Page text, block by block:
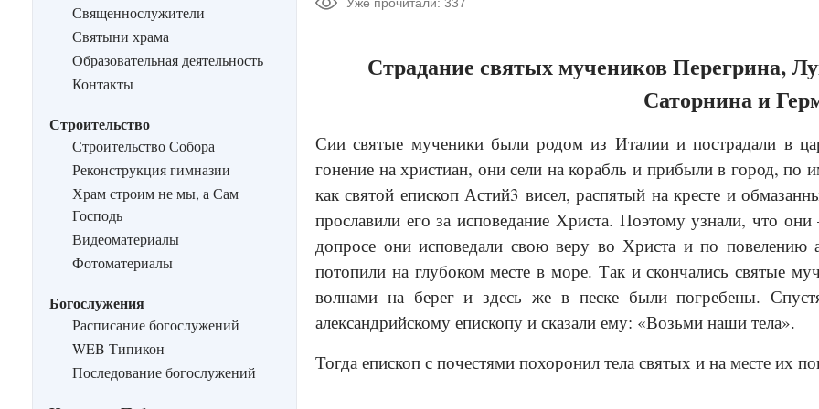
Священнослужители
Святыни храма
Образовательная деятельность
Контакты
Строительство
Строительство Собора
Реконструкция гимназии
Храм строим не мы, а Сам
Господь
Видеоматериалы
Фотоматериалы
Богослужения
Расписание богослужений
WEB Типикон
Последование богослужений
Страдание святых мучеников Перегрина,
Саторнина и
Сии святые мученики были родом из Италии и пострадали в
гонение на христиан, они сели на корабль и прибыли в город,
как святой епископ Астий3 висел, распятый на кресте и
прославили его за исповедание Христа. Поэтому узнали, что
допросе они исповедали свою веру во Христа и по повелению
потопили на глубоком месте в море. Так и скончались святые
волнами на берег и здесь же в песке были погребены.
александрийскому епископу и сказали ему: «Возьми наши тела».
Тогда епископ с почестями похоронил тела святых и на месте их